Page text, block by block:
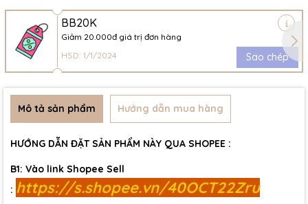
BB20K
Giảm 20.000đ giá trị đơn hàng
HSD: 1/1/2024
Sao chép
Mô tả sản phẩm Hướng dẫn mua hàng
HƯỚNG DẪN ĐẶT SẢN PHẨM NÀY QUA SHOPEE :
B1: Vào link Shopee Sell
: https://s.shopee.vn/40OCT22Zru